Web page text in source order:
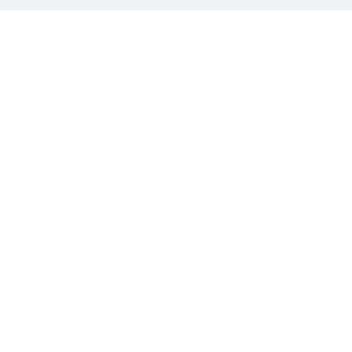
klinkt voor
voor DGA’s of
voor DGA’s of